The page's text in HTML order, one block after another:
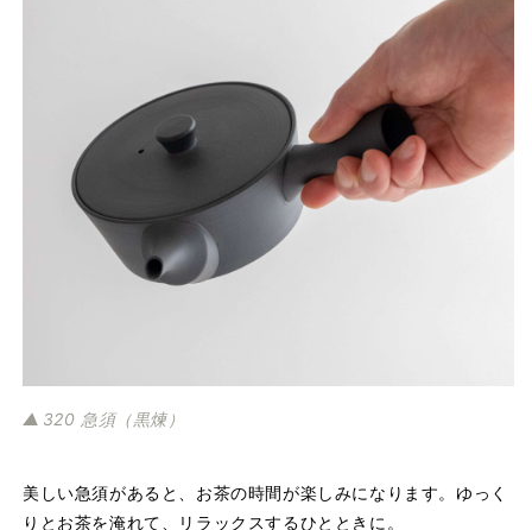
320 急須（黒煉）
美しい急須があると、お茶の時間が楽しみになります。ゆっく
りとお茶を淹れて、リラックスするひとときに。